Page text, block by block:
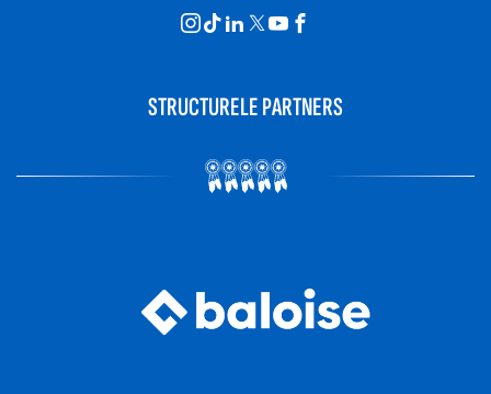
STRUCTURELE PARTNERS